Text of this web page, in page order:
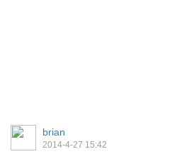
brian
2014-4-27 15:42